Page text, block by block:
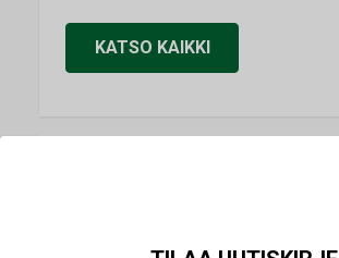
KATSO KAIKKI